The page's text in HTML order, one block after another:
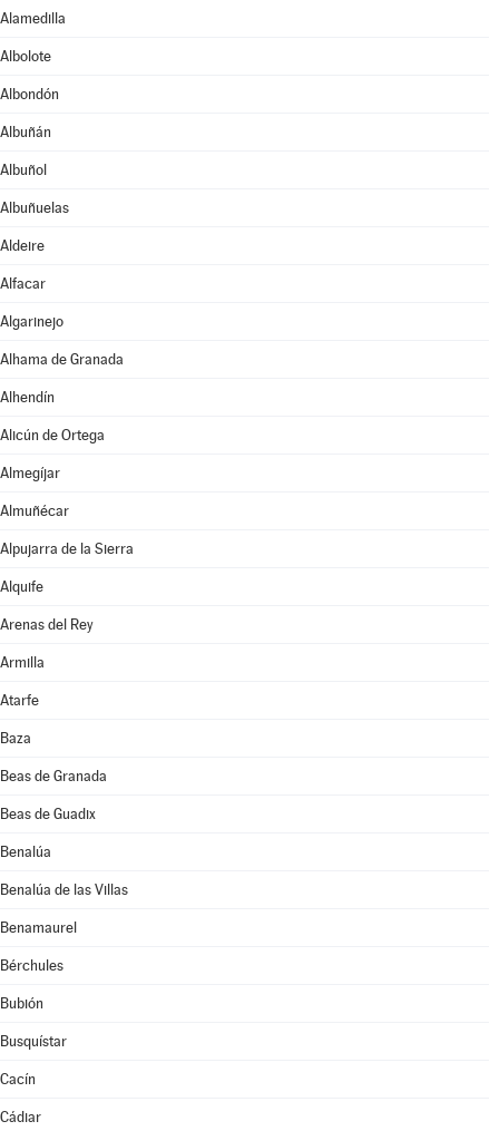
Alamedilla
Albolote
Albondón
Albuñán
Albuñol
Albuñuelas
Aldeire
Alfacar
Algarinejo
Alhama de Granada
Alhendín
Alicún de Ortega
Almegíjar
Almuñécar
Alpujarra de la Sierra
Alquife
Arenas del Rey
Armilla
Atarfe
Baza
Beas de Granada
Beas de Guadix
Benalúa
Benalúa de las Villas
Benamaurel
Bérchules
Bubión
Busquístar
Cacín
Cádiar